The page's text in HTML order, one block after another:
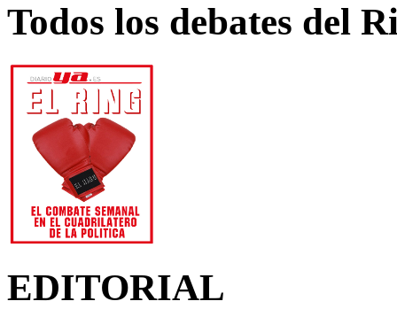
Todos los debates del
EDITORIAL